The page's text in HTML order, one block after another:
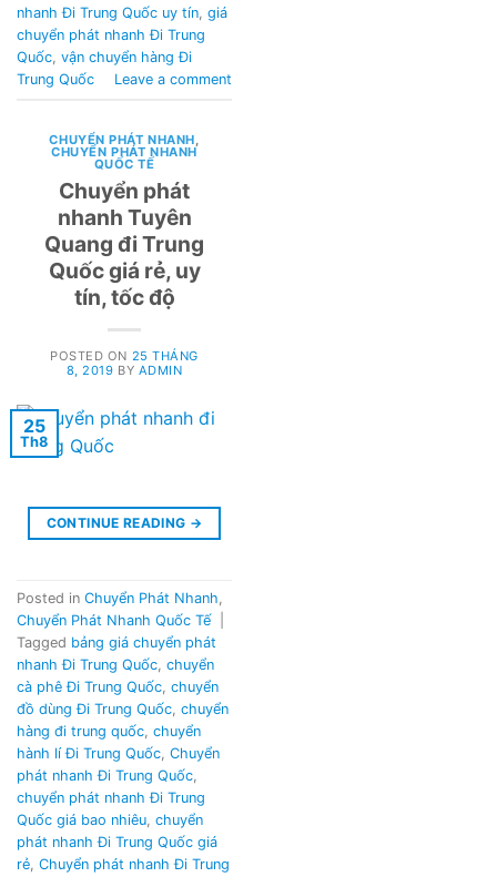
nhanh Đi Trung Quốc uy tín giá
chuyển phát nhanh Đi Trung
Quốc vận chuyển hàng Đi
Trung Quốc
Leave a comment
CHUYỂN PHÁT NHANH,
CHUYỂN PHÁT NHANH
QUỐC TẾ
Chuyển phát
nhanh Tuyên
Quang đi Trung
Quốc giá rẻ, uy
tín, tốc độ
POSTED ON 25 THÁNG
8, 2019 BY ADMIN
25
Th8
CONTINUE READING →
Posted in Chuyển Phát Nhanh,
Chuyển Phát Nhanh Quốc Tế
Tagged bảng giá chuyển phát
nhanh Đi Trung Quốc, chuyển
cà phê Đi Trung Quốc, chuyển
đồ dùng Đi Trung Quốc, chuyển
hàng đi trung quốc, chuyển
hành lí Đi Trung Quốc, Chuyển
phát nhanh Đi Trung Quốc,
chuyển phát nhanh Đi Trung
Quốc giá bao nhiêu, chuyển
phát nhanh Đi Trung Quốc giá
rẻ, Chuyển phát nhanh Đi Trung